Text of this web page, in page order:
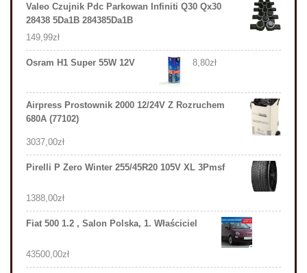
Valeo Czujnik Pdc Parkowan Infiniti Q30 Qx30
28438 5Da1B 284385Da1B
149,99zł
Osram H1 Super 55W 12V 8,80zł
Airpress Prostownik 2000 12/24V Z Rozruchem
680A (77102)
3037,00zł
Pirelli P Zero Winter 255/45R20 105V XL 3Pmsf
1388,00zł
Fiat 500 1.2 , Salon Polska, 1. Właściciel
43500,00zł